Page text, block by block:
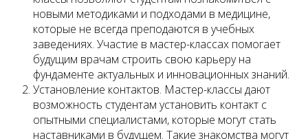
новыми методиками и подходами в медицине,
которые не всегда преподаются в учебных
заведениях. Участие в мастер-классах помогает
будущим врачам строить свою карьеру на
фундаменте актуальных и инновационных знаний.
Установление контактов. Мастер-классы дают
возможность студентам установить контакт с
опытными специалистами, которые могут стать
наставниками в будущем. Такие знакомства могут